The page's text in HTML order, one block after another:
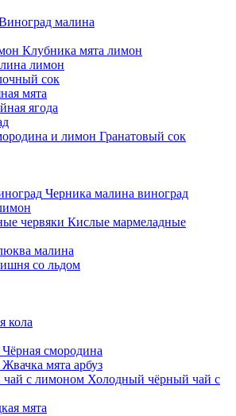
малина
Клубника мята лимон
лимон
сок
мята
ягода
Гранатовый сок
Черника малина виноград
Кислые мармеладные
малина
со льдом
кола
Чёрная смородина
Жвачка мята арбуз
Холодный чёрный чай с
мята